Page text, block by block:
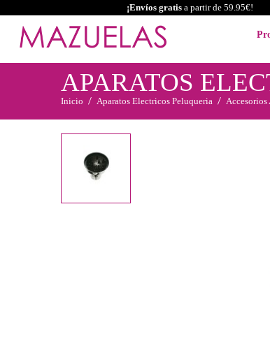
¡Envíos gratisa partir de 59.95€!
APARATOS
Inicio Aparatos Electricos Peluqueria Accesorios